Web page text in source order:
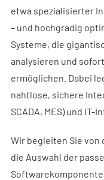
etwa spezialisierter
– und hochgradig
Systeme, die
analysieren und
ermöglichen. Dabei
nahtlose, sichere
SCADA, MES) und IT-
Wir begleiten Sie
die Auswahl der